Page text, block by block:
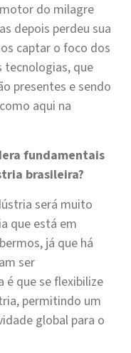
do milagre
depois perdeu sua
captar o foco dos
tecnologias, que
presentes e sendo
aqui na
fundamentais
brasileira?
será muito
que está em
já que há
ser
é que se flexibilize
permitindo um
global para o